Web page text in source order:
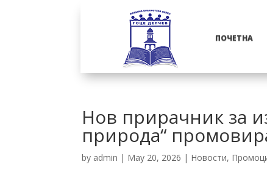
ПОЧЕТНА
Нов прирачник за
природа“
by admin | May 20, 2026 | Новости,